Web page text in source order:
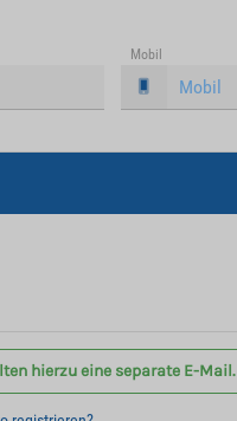
Mobil
hierzu eine separate E-Mail.